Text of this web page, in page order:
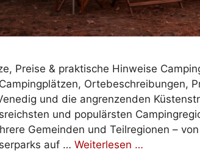
Preise & praktische Hinweise
Ortebeschreibungen,
und die angrenzenden
und populärsten
Gemeinden und Teilregionen –
auf … Weiterlesen …